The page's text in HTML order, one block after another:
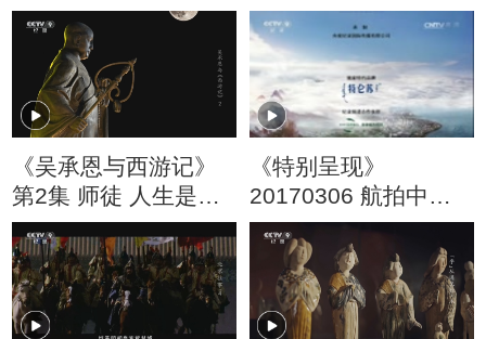
《吴承恩与西游记》
第2集 师徒 人生是一
场历练
《特别呈现》
20170306 航拍中国
第一季 第四集 陕西